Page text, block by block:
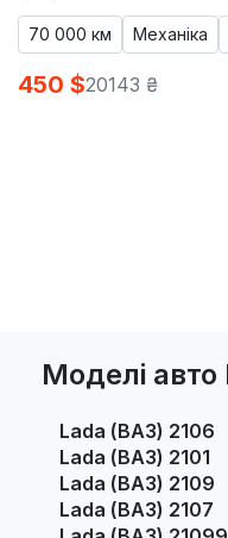
70 000 км Механіка
450 $20143 ₴
Моделі
Lada (ВАЗ) 2106
Lada (ВАЗ) 2101
Lada (ВАЗ) 2109
Lada (ВАЗ) 2107